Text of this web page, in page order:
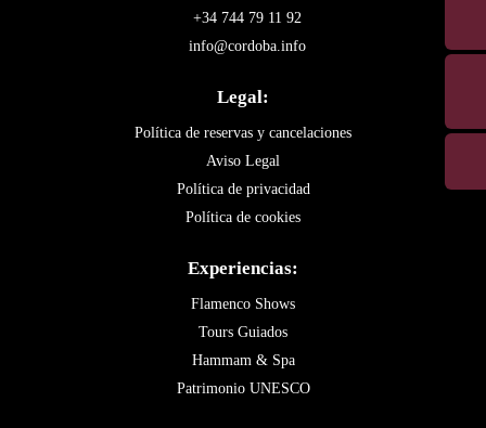
+34 744 79 11 92
info@cordoba.info
Legal:
Política de reservas y cancelaciones
Aviso Legal
Política de privacidad
Política de cookies
Experiencias:
Flamenco Shows
Tours Guiados
Hammam & Spa
Patrimonio UNESCO